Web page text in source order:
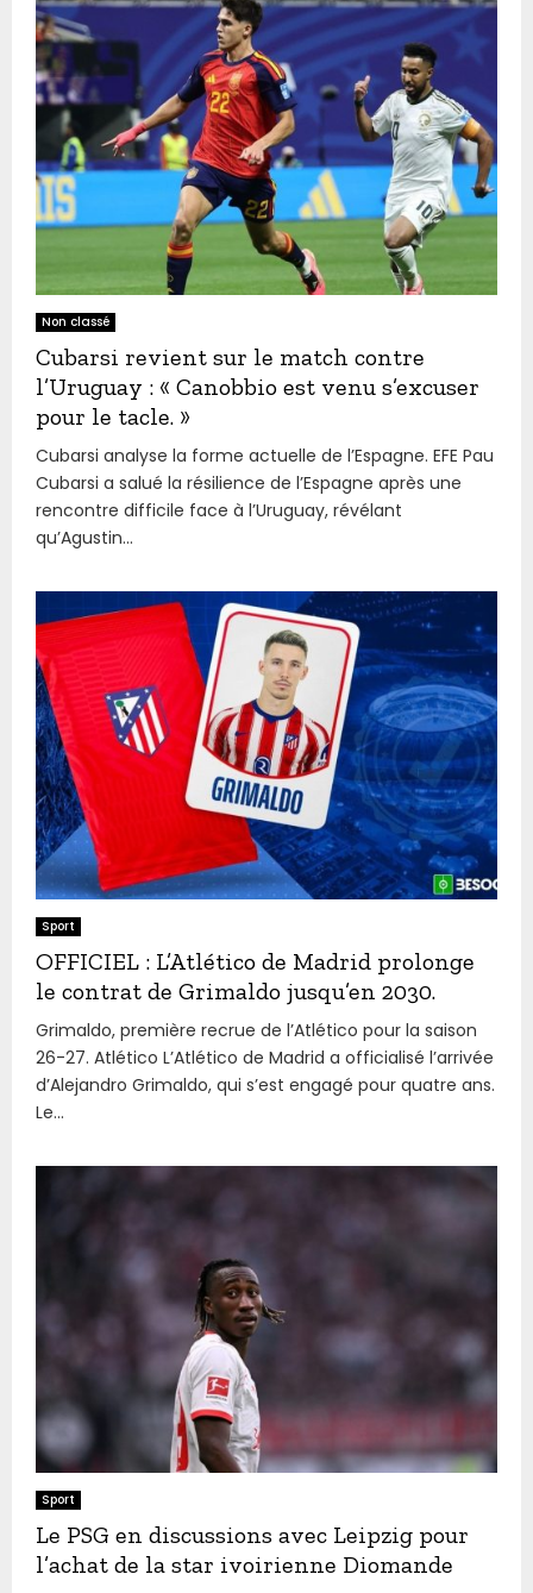
Non classé
Cubarsi revient sur le match contre
l’Uruguay : « Canobbio est venu s’excuser
pour le tacle. »
Cubarsi analyse la forme actuelle de l’Espagne. EFE Pau
Cubarsi a salué la résilience de l’Espagne après une
rencontre difficile face à l’Uruguay, révélant
qu’Agustin...
Sport
OFFICIEL : L’Atlético de Madrid prolonge
le contrat de Grimaldo jusqu’en 2030.
Grimaldo, première recrue de l’Atlético pour la saison
26-27. Atlético L’Atlético de Madrid a officialisé l’arrivée
d’Alejandro Grimaldo, qui s’est engagé pour quatre ans.
Le...
Sport
Le PSG en discussions avec Leipzig pour
l’achat de la star ivoirienne Diomande